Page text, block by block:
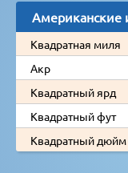
Американские
Квадратная миля
Акр
Квадратный ярд
Квадратный фут
Квадратный дюйм